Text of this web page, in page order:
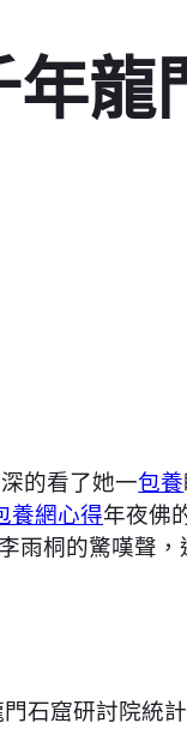
龍
的看了她一包養
養網心得年夜佛
桐的驚嘆聲
石窟研討院